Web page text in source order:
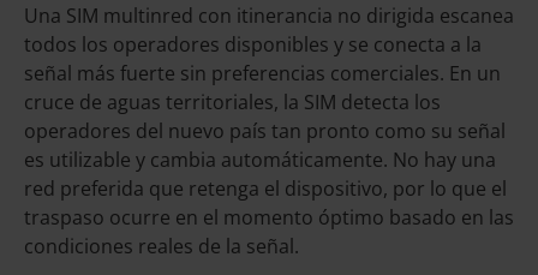
Una SIM multinred con itinerancia no dirigida escanea
todos los operadores disponibles y se conecta a la
señal más fuerte sin preferencias comerciales. En un
cruce de aguas territoriales, la SIM detecta los
operadores del nuevo país tan pronto como su señal
es utilizable y cambia automáticamente. No hay una
red preferida que retenga el dispositivo, por lo que el
traspaso ocurre en el momento óptimo basado en las
condiciones reales de la señal.